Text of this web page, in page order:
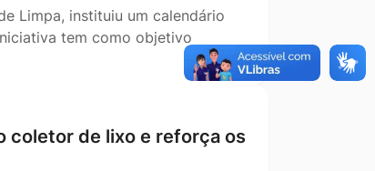
Limpa, instituiu um calendário
tem como objetivo
coletor de lixo e reforça os